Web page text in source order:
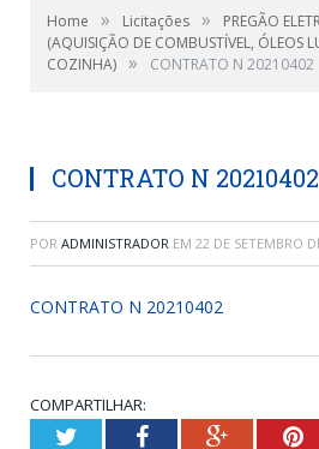
Home » Licitações »
PREGÃO
(AQUISIÇÃO DE COMBUSTÍVEL, ÓLEOS
COZINHA) » CONTRATO N 20210402
CONTRATO N 20210402
POR ADMINISTRADOR EM 22 DE SETEMBRO
CONTRATO N 20210402
COMPARTILHAR:
TwitterFacebookGoogle+